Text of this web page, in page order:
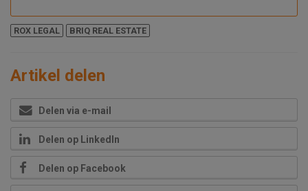
ROX LEGAL BRIQ REAL ESTATE
Artikel delen
Delen via e-mail
Delen op LinkedIn
Delen op Facebook